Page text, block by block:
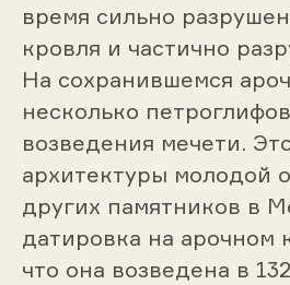
время сильно
кровля и частично
На сохранившемся
несколько
возведения мечети.
архитектуры молодой
других памятников в
датировка на арочном
что она возведена в